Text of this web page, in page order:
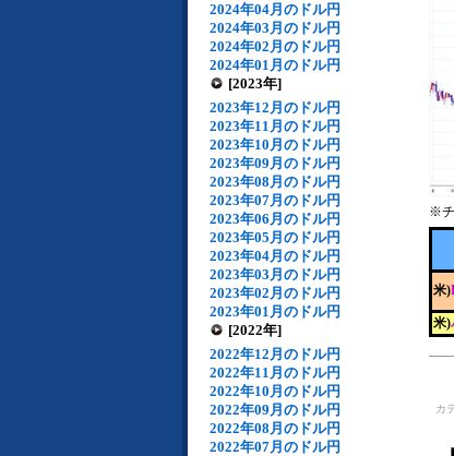
2024年04月のドル円
2024年03月のドル円
2024年02月のドル円
2024年01月のドル円
[2023年]
2023年12月のドル円
2023年11月のドル円
2023年10月のドル円
2023年09月のドル円
2023年08月のドル円
2023年07月のドル円
2023年06月のドル円
2023年05月のドル円
2023年04月のドル円
2023年03月のドル円
2023年02月のドル円
2023年01月のドル円
[2022年]
2022年12月のドル円
2022年11月のドル円
2022年10月のドル円
2022年09月のドル円
2022年08月のドル円
2022年07月のドル円
※チ
米)
米)
カ